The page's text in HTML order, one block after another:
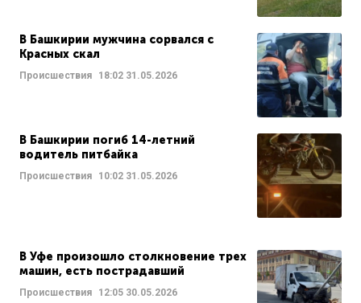
В Башкирии мужчина сорвался с
Красных скал
Происшествия 18:02 31.05.2026
В Башкирии погиб 14-летний
водитель питбайка
Происшествия 10:02 31.05.2026
В Уфе произошло столкновение трех
машин, есть пострадавший
Происшествия 12:05 30.05.2026